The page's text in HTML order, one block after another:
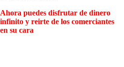
Ahora puedes disfrutar de dinero
infinito y reirte de los comerciantes
en su cara